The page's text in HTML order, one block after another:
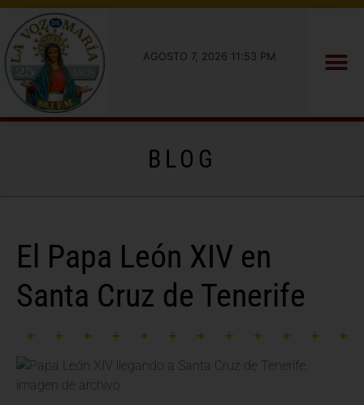
AGOSTO 7, 2026 11:53 PM
BLOG
El Papa León XIV en
Santa Cruz de Tenerife